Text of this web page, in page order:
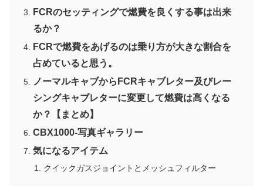
FCRのセッティングで燃費を良くする事は出来
るか？
FCRで燃費をあげるのは乗り方が大きな割合を
占めていると思う。
ノーマルキャブからFCRキャブレター及びレー
シングキャブレターに変更して燃費は高くなる
か？【まとめ】
CBX1000-写真ギャラリー
気になるアイテム
クイックガスジョイントとメッシュフィルター